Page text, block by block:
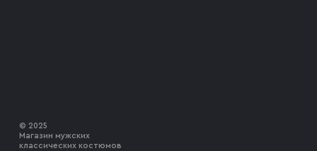
© 2025
Магазин мужских
классических костюмов